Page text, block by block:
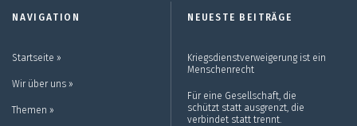
NAVIGATION
Startseite ››
Wir über uns ››
Themen ››
NEUESTE BEITRÄGE
Kriegsdienstverweigerung ist ein
Menschenrecht
Für eine Gesellschaft, die
schützt statt ausgrenzt, die
verbindet statt trennt.